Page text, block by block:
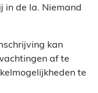
in de la. Niemand
kan
af te
te